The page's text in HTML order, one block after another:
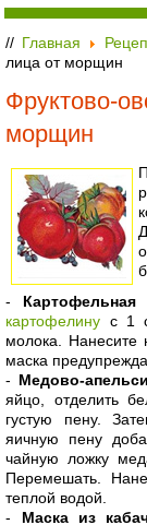
// Главная
лица от морщин
Фруктово-
морщин
- Картофельная
картофелину с 1
молока.
маска
- Медово-
яйцо, отделить
густую пену.
яичную пену
чайную ложку
Перемешать.
теплой водой.
- Маска из